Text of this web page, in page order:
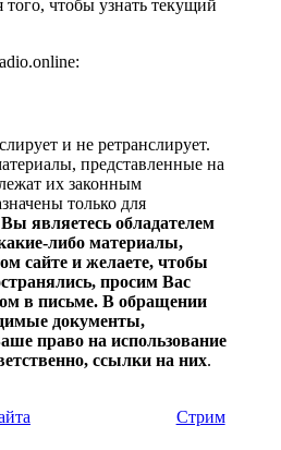
того, чтобы узнать текущий
и не ретранслирует.
представленные на
их законным
только для
являетесь обладателем
либо материалы,
сайте и желаете, чтобы
просим Вас
в письме. В обращении
документы,
право на использование
ссылки на них.
Стрим